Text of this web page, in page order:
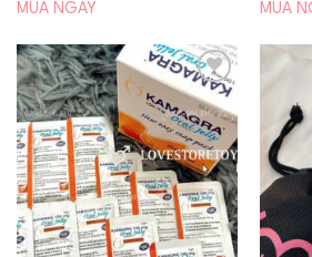
MUA NGAY MUA
Add to
wishlist